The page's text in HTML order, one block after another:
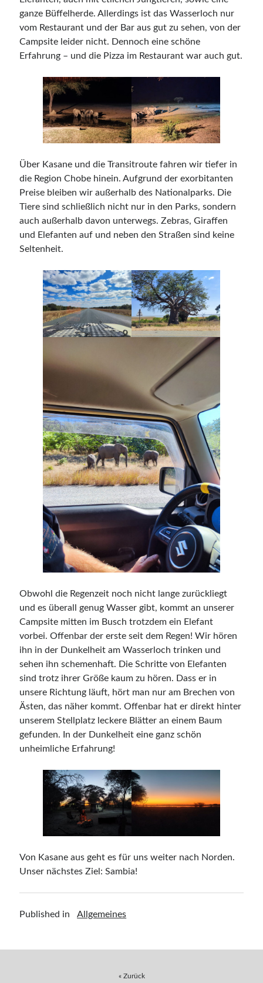
ganze Büffelherde. Allerdings ist das Wasserloch nur
vom Restaurant und der Bar aus gut zu sehen, von der
Campsite leider nicht. Dennoch eine schöne
Erfahrung – und die Pizza im Restaurant war auch gut.
Über Kasane und die Transitroute fahren wir tiefer in
die Region Chobe hinein. Aufgrund der exorbitanten
Preise bleiben wir außerhalb des Nationalparks. Die
Tiere sind schließlich nicht nur in den Parks, sondern
auch außerhalb davon unterwegs. Zebras, Giraffen
und Elefanten auf und neben den Straßen sind keine
Seltenheit.
Obwohl die Regenzeit noch nicht lange zurückliegt
und es überall genug Wasser gibt, kommt an unserer
Campsite mitten im Busch trotzdem ein Elefant
vorbei. Offenbar der erste seit dem Regen! Wir hören
ihn in der Dunkelheit am Wasserloch trinken und
sehen ihn schemenhaft. Die Schritte von Elefanten
sind trotz ihrer Größe kaum zu hören. Dass er in
unsere Richtung läuft, hört man nur am Brechen von
Ästen, das näher kommt. Offenbar hat er direkt hinter
unserem Stellplatz leckere Blätter an einem Baum
gefunden. In der Dunkelheit eine ganz schön
unheimliche Erfahrung!
Von Kasane aus geht es für uns weiter nach Norden.
Unser nächstes Ziel: Sambia!
Published in Allgemeines
« Zurück